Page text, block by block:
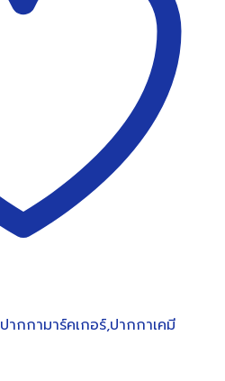
ปากกามาร์คเกอร์,ปากกาเคมี